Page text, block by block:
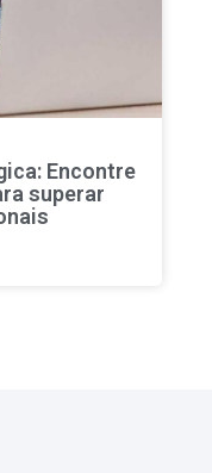
Encontre
superar